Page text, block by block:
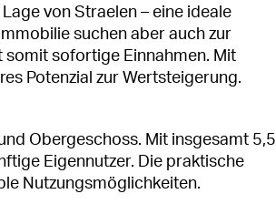
von Straelen – eine ideale
suchen aber auch zur
somit sofortige Einnahmen. Mit
Potenzial zur Wertsteigerung.
Obergeschoss. Mit insgesamt 5,5
Eigennutzer. Die praktische
Nutzungsmöglichkeiten.